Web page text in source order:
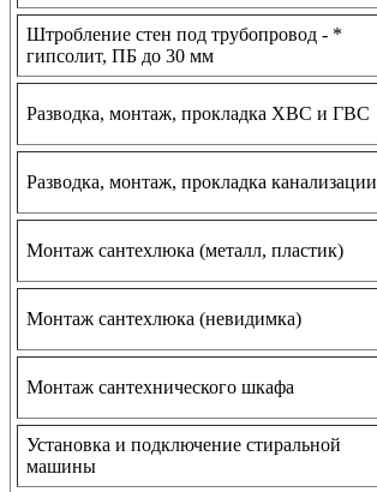
Штробление стен под трубопровод - *
гипсолит, ПБ до 30 мм
Разводка, монтаж, прокладка ХВС и ГВС
Разводка, монтаж, прокладка канализации
Монтаж сантехлюка (металл, пластик)
Монтаж сантехлюка (невидимка)
Монтаж сантехнического шкафа
Установка и подключение стиральной
машины